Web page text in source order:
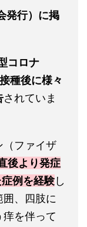
発行）に掲
コロナ
種後に様々
されていま
（ファイザ
後より発症
例を経験し
囲、四肢に
を伴って